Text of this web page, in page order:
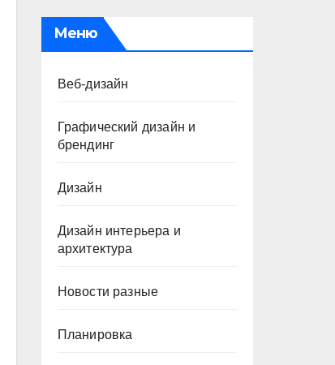
Меню
Веб-дизайн
Графический дизайн и
брендинг
Дизайн
Дизайн интерьера и
архитектура
Новости разные
Планировка